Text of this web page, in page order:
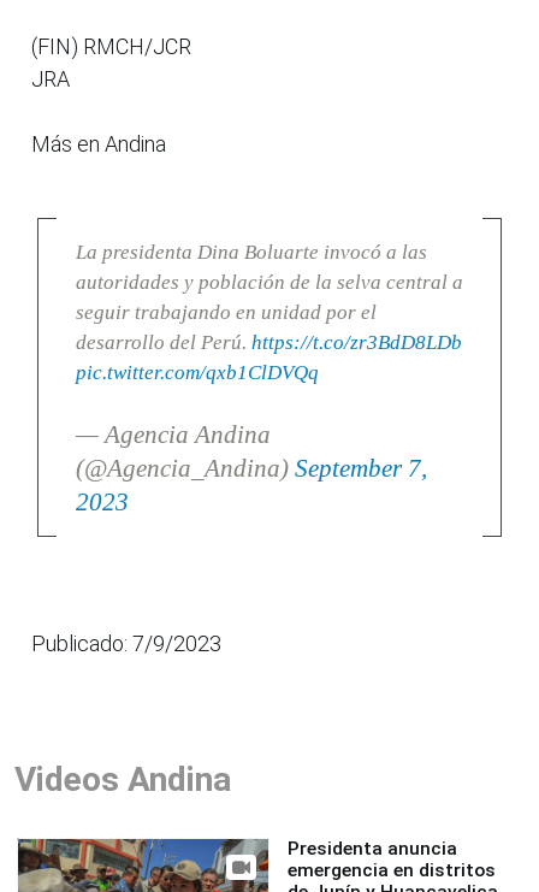
(FIN) RMCH/JCR
JRA
Más en Andina
La presidenta Dina Boluarte invocó a las
autoridades y población de la selva central a
seguir trabajando en unidad por el
desarrollo del Perú. https://t.co/zr3BdD8LDb
pic.twitter.com/qxb1ClDVQq
— Agencia Andina
(@Agencia_Andina) September 7,
2023
Publicado: 7/9/2023
Videos Andina
Presidenta anuncia
emergencia en distritos